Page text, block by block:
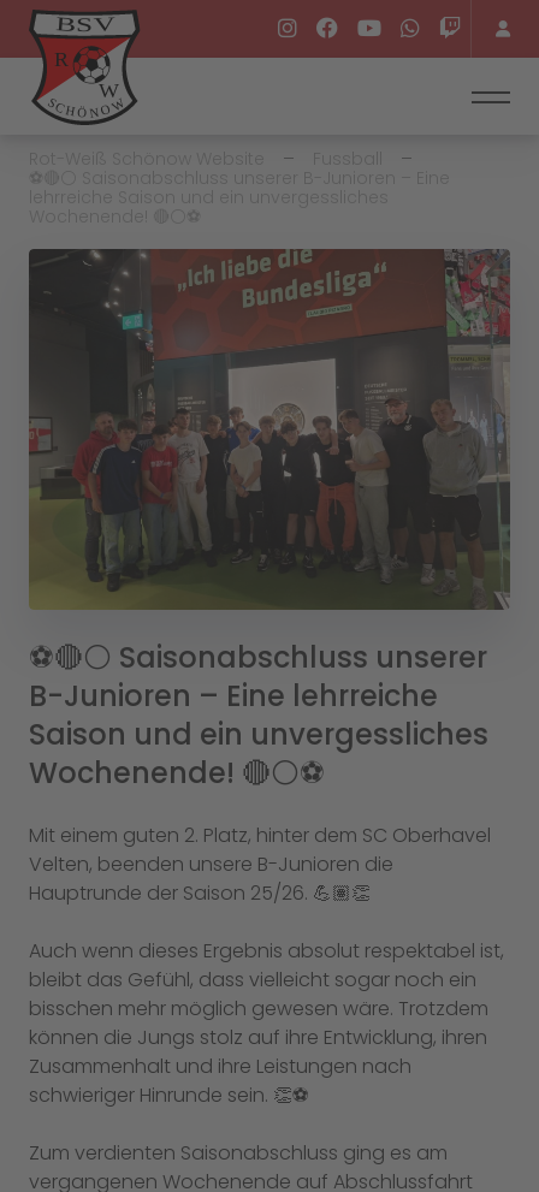
⚽️🔴⚪️ Saisonabschluss unserer
B-Junioren – Eine lehrreiche
Saison und ein unvergessliches
Wochenende! 🔴⚪️⚽️
Mit einem guten 2. Platz, hinter dem SC Oberhavel
Velten, beenden unsere B-Junioren die
Hauptrunde der Saison 25/26. 💪🏽👏
Auch wenn dieses Ergebnis absolut respektabel ist,
bleibt das Gefühl, dass vielleicht sogar noch ein
bisschen mehr möglich gewesen wäre. Trotzdem
können die Jungs stolz auf ihre Entwicklung, ihren
Zusammenhalt und ihre Leistungen nach
schwieriger Hinrunde sein. 👏⚽️
Zum verdienten Saisonabschluss ging es am
vergangenen Wochenende auf Abschlussfahrt